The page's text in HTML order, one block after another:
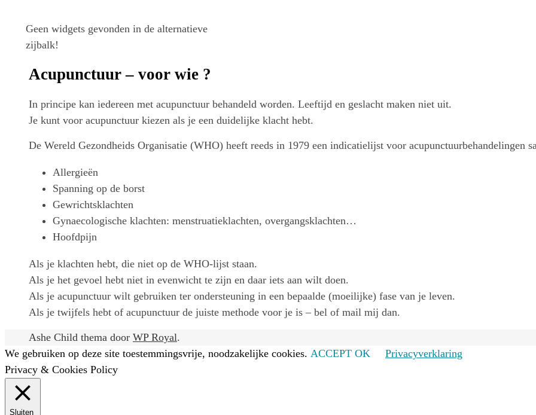
Geen widgets gevonden in de alternatieve
zijbalk!
Acupunctuur – voor wie ?
In principe kan iedereen met acupunctuur behandeld worden. Leeftijd en geslacht maken niet uit.
Je kunt voor acupunctuur kiezen als je een duidelijke klacht hebt.
De Wereld Gezondheids Organisatie (WHO) heeft reeds in 1979 een indicatielijst voor acupunctuurbehandelingen
Allergieën
Spanning op de borst
Gewrichtsklachten
Gynaecologische klachten: menstruatieklachten, overgangsklachten…
Hoofdpijn
Als je klachten hebt, die niet op de WHO-lijst staan.
Als je het gevoel hebt niet in evenwicht te zijn en daar iets aan wilt doen.
Als je acupunctuur wilt gebruiken ter ondersteuning in een bepaalde (moeilijke) fase van je leven.
Als je twijfels hebt of acupunctuur de juiste methode voor je is – bel of mail mij dan.
Ashe Child thema door WP Royal.
We gebruiken op deze site toestemmingsvrije, noodzakelijke cookies. ACCEPT OK
Privacyverklaring
Privacy & Cookies Policy
Sluiten